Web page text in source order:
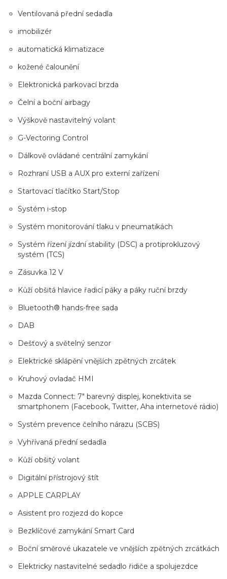
Ventilovaná přední sedadla
imobilizér
automatická klimatizace
kožené čalounění
Elektronická parkovací brzda
Čelní a boční airbagy
Výškově nastavitelný volant
G-Vectoring Control
Dálkově ovládané centrální zamykání
Rozhraní USB a AUX pro externí zařízení
Startovací tlačítko Start/Stop
Systém i-stop
Systém monitorování tlaku v pneumatikách
Systém řízení jízdní stability (DSC) a protiprokluzový
systém (TCS)
Zásuvka 12 V
Kůží obšitá hlavice řadicí páky a páky ruční brzdy
Bluetooth® hands-free sada
DAB
Dešťový a světelný senzor
Elektrické sklápění vnějších zpětných zrcátek
Kruhový ovladač HMI
Mazda Connect: 7" barevný displej, konektivita se
smartphonem (Facebook, Twitter, Aha internetové rádio)
Systém prevence čelního nárazu (SCBS)
Vyhřívaná přední sedadla
Kůží obšitý volant
Digitální přístrojový štít
APPLE CARPLAY
Asistent pro rozjezd do kopce
Bezklíčové zamykání Smart Card
Boční směrové ukazatele ve vnějších zpětných zrcátkách
Elektricky nastavitelné sedadlo řidiče a spolujezdce